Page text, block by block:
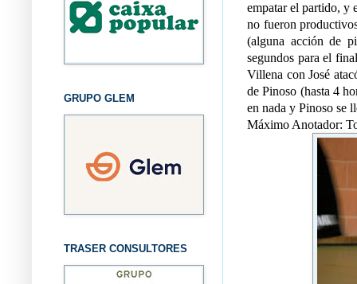
empatar el partido, y
no fueron
(alguna acción de
segundos para el
Villena con José
de Pinoso (hasta 4
en nada y Pinoso se
Máximo Anotador:
GRUPO GLEM
TRASER CONSULTORES